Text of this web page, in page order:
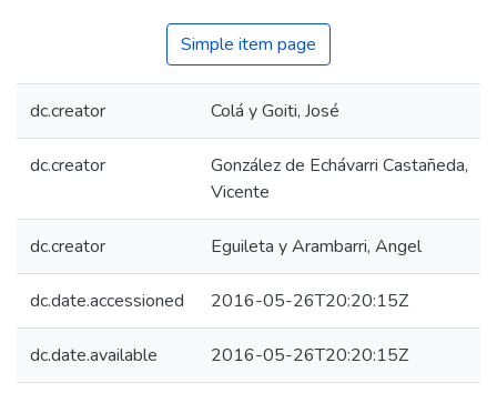
Simple item page
dc.creator Colá y Goiti, José
dc.creator
González de Echávarri Castañeda,
Vicente
dc.creator Eguileta y Arambarri, Angel
dc.date.accessioned 2016-05-26T20:20:15Z
dc.date.available 2016-05-26T20:20:15Z